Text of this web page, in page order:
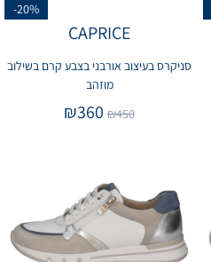
-20%
CAPRICE
סניקרס בעיצוב אורבני בצבע קרם בשילוב
מוזהב
₪450
₪360